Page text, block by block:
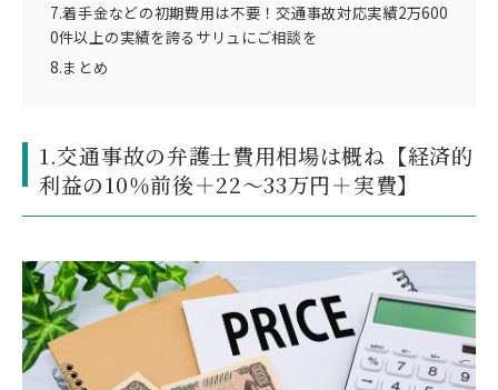
7.着手金などの初期費用は不要！交通事故対応実績2万600
0件以上の実績を誇るサリュにご相談を
8.まとめ
1.交通事故の弁護士費用相場は概ね【経済的
利益の10％前後＋22～33万円＋実費】